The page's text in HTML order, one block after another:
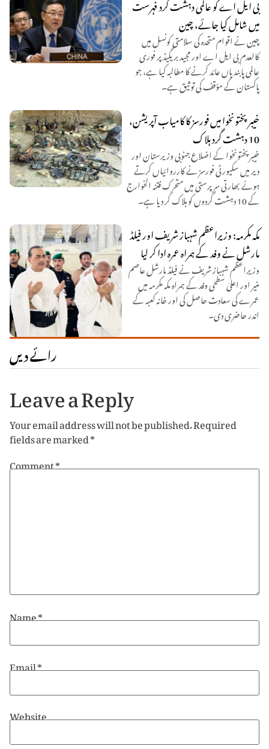
میں شامل کیا جائے، چین
چین نے اقوام متحدہ کی سلامتی کونسل میں
کالعدم بی ایل اے اور مجید بریگیڈ پر فوری
عالمی پابندیاں عائد کرنے کا مطالبہ کیا ہے، جو
پاکستان کے مؤقف کی توثیق ہے۔
خیبرپختونخوا میں فورسز کا کامیاب آپریشن،
10 دہشت گرد ہلاک
خیبرپختونخوا کے اضلاع جنوبی وزیرستان اور
دیر میں سکیورٹی فورسز نے کارروائیاں کرتے
ہوئے بھارتی سرپرستی میں متحرک فتنہ الخوارج
کے 10 دہشت گردوں کو ہلاک کر دیا ہے۔
مکہ مکرمہ: وزیراعظم شہباز شریف اور فیلڈ
مارشل نے وفد کے ہمراہ عمرہ ادا کر لیا
وزیراعظم شہباز شریف نے فیلڈ مارشل عاصم
منیر اور اعلیٰ سطحی وفد کے ہمراہ مکہ مکرمہ میں
عمرے کی سعادت حاصل کی اور خانہ کعبہ کے
اندر حاضری دی۔
رائے دیں
Leave a Reply
Your email address will not be published.Required
fields are marked*
Comment*
Name*
Email*
Website